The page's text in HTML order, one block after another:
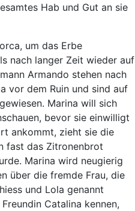
Hab und Gut an sie
um das Erbe
nach langer Zeit wieder auf
Armando stehen nach
vor dem Ruin und sind auf
Marina will sich
bevor sie einwilligt
ankommt, zieht sie die
fast das Zitronenbrot
Marina wird neugierig
über die fremde Frau, die
und Lola genannt
Catalina kennen,